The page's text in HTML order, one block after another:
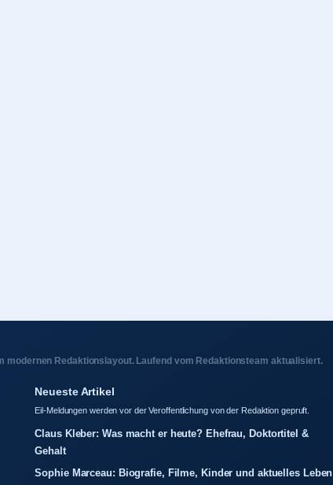
Redaktionslayout. Laufend vom Redaktionsteam aktualisiert.
Neueste Artikel
Eil-Meldungen werden vor der Veroffentlichung von der Redaktion gepruft.
Claus Kleber: Was macht er heute? Ehefrau, Doktortitel &
Gehalt
Sophie Marceau: Biografie, Filme, Kinder und aktuelles Leben